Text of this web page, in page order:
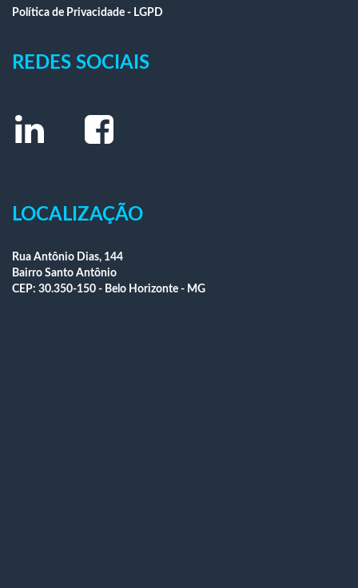
Política de Privacidade - LGPD
REDES SOCIAIS
LOCALIZAÇÃO
Rua Antônio Dias, 144
Bairro Santo Antônio
CEP: 30.350-150 - Belo Horizonte - MG